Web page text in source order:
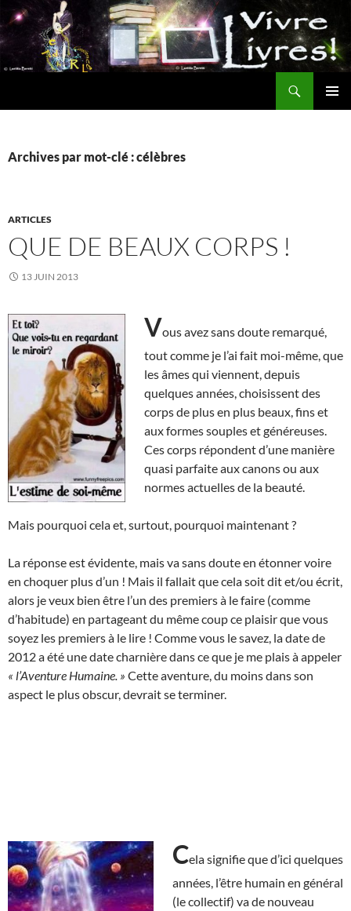
Aller
au
contenu
Archives par mot-clé : célèbres
ARTICLES
QUE DE BEAUX CORPS !
13 JUIN 2013
Vous avez sans doute remarqué,
tout comme je l’ai fait moi-même, que
les âmes qui viennent, depuis
quelques années, choisissent des
corps de plus en plus beaux, fins et
aux formes souples et généreuses.
Ces corps répondent d’une manière
quasi parfaite aux canons ou aux
normes actuelles de la beauté.
Mais pourquoi cela et, surtout, pourquoi maintenant ?
La réponse est évidente, mais va sans doute en étonner voire
en choquer plus d’un ! Mais il fallait que cela soit dit et/ou écrit,
alors je veux bien être l’un des premiers à le faire (comme
d’habitude) en partageant du même coup ce plaisir que vous
soyez les premiers à le lire ! Comme vous le savez, la date de
2012 a été une date charnière dans ce que je me plais à appeler
« l’Aventure Humaine. » Cette aventure, du moins dans son
aspect le plus obscur, devrait se terminer.
Cela signifie que d’ici quelques
années, l’être humain en général
(le collectif) va de nouveau